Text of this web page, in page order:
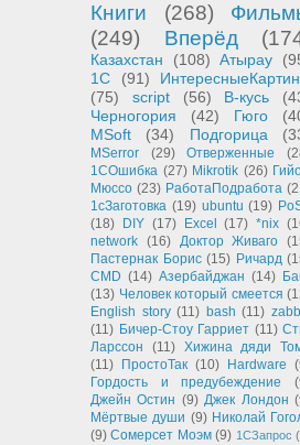
Книги (268)
(249)
Вперёд
Казахстан (108) Атырау
1С
(91)
(75)
script (56) В-кусь
Черногория
(42) Гюго
MSoft
(34) Подгорица
MSerror (29) Отверженные
1СОшибка (27) Mikrotik (26)
Мюссо (23) РаботаПодработа
1сЗаготовка (19) ubuntu (19)
(18)
DIY (17) Excel (17) *nix
network (16) Доктор Живаго
Пастернак Борис (15) Ричард
CMD (14) Азербайджан (14)
(13) Человек который смеется
English story (11) bash (11)
(11) Бичер-Стоу Гарриет (11)
Ларссон
(11) Хижина дяди
(11)
ПростоТак (10) Hardware
Гордость и предубеждение
Джейн Остин (9) Джек Лондон
Мёртвые души (9) Николай
(9) Сомерсет Моэм (9) 1СЗапрос